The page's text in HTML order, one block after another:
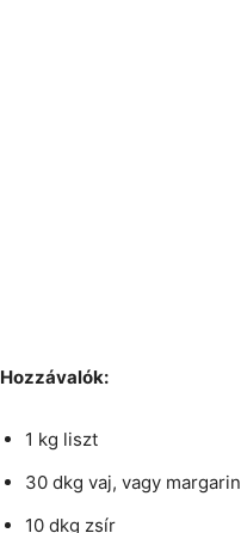
Hozzávalók:
1 kg liszt
30 dkg vaj, vagy margarin
10 dkg zsír